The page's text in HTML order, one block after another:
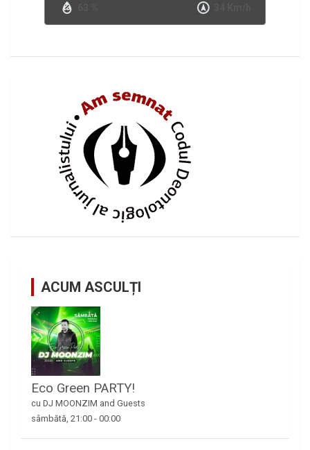
ACUM ASCULȚI
Eco Green PARTY!
cu DJ MOONZIM and Guests
sâmbătă, 21:00 - 00:00